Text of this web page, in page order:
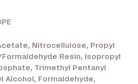
Nitrocellulose, Propyl
Resin, Isopropyl
Trimethyl Pentanyl
Alcohol, Formaldehyde,